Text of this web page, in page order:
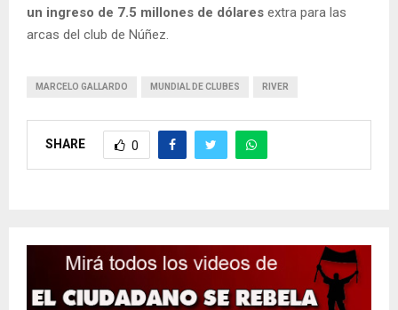
un ingreso de 7.5 millones de dólares extra para las
arcas del club de Núñez.
MARCELO GALLARDO MUNDIAL DE CLUBES RIVER
SHARE 0